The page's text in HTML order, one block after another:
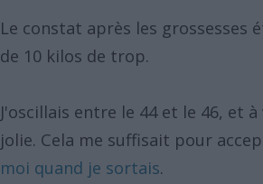
Le constat après les grossesses
de 10 kilos de trop.
J'oscillais entre le 44 et le 46, et
jolie. Cela me suffisait pour
moi quand je sortais.